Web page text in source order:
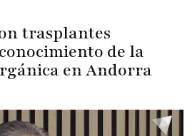
trasplantes
de la
en Andorra